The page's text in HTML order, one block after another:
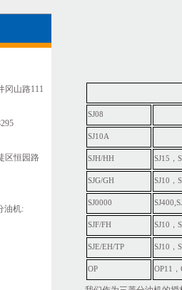
冈山路111
区恒园路
油机:
SJ08
SJ10A
SJH/HH SJ15，
SJG/GH SJ10，
SJ0000
SJF/FH SJ10，
SJE/EH/TP SJ10，
OP OP11